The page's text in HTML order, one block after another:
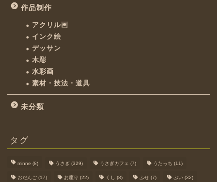
作品制作
アクリル画
インク絵
デッサン
木彫
水彩画
素材・技法・道具
未分類
タグ
minne (8) うさぎ (329) うさぎカフェ (7) うたっち (11)
おだんご (17) お座り (22) くし (8) ふせ (7) ぷい (32)